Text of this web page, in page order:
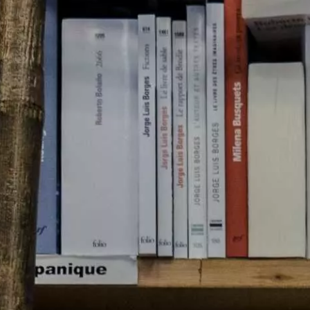
Paramètres de
confidentialité
Afin de faciliter votre navigation et de vous
apporter le meilleur service possible, nous utilisons
des cookies pour améliorer le site aux besoins des
visiteurs, notamment selon la fréquentation.
Nos politique de confidentialité